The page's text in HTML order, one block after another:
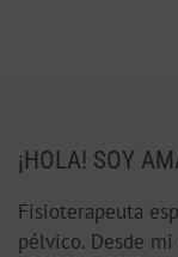
¡HOLA! SOY
Fisioterapeuta
pélvico. Desde